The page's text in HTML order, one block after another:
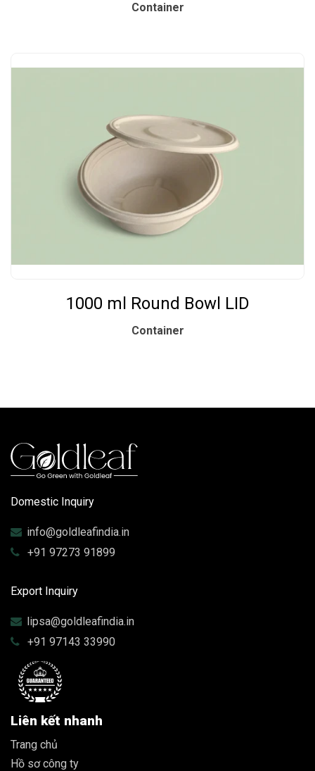
Container
1000 ml Round Bowl LID
Container
Domestic Inquiry
info@goldleafindia.in
+91 97273 91899
Export Inquiry
lipsa@goldleafindia.in
+91 97143 33990
Liên kết nhanh
Trang chủ
Hồ sơ công ty